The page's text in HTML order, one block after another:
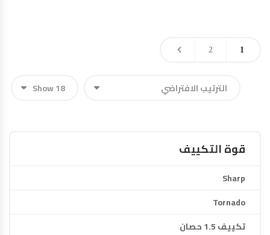
1
2
قوة التكييف
Sharp
Tornado
تكييف 1.5 حصان